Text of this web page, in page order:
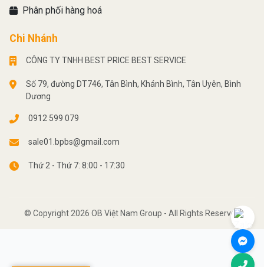
Phân phối hàng hoá
Chi Nhánh
CÔNG TY TNHH BEST PRICE BEST SERVICE
Số 79, đường DT746, Tân Bình, Khánh Bình, Tân Uyên, Bình
Dương
0912 599 079
sale01.bpbs@gmail.com
Thứ 2 - Thứ 7: 8:00 - 17:30
© Copyright 2026 OB Việt Nam Group - All Rights Reserved